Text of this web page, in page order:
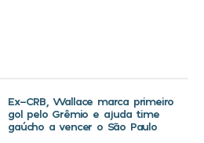
Ex-CRB, Wallace marca primeiro
gol pelo Grêmio e ajuda time
gaúcho a vencer o São Paulo